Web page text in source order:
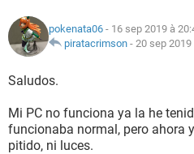
pokenata06 - 16 sep 2019 à
piratacrimson - 20 sep 2019
Saludos.
Mi PC no funciona ya la he
funcionaba normal, pero ahora
pitido, ni luces.